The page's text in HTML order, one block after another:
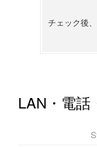
チェック後
LAN・電